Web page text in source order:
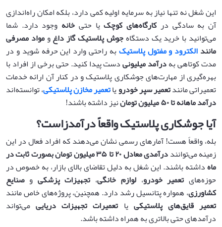
این شغل نه تنها نیاز به سرمایه اولیه کمی دارد، بلکه امکان راه‌اندازی
آن به سادگی در کارگاه‌های کوچکیا حتی خانه وجود دارد. شما
می‌توانید با خرید یک دستگاهجوش پلاستیک گاز داغومواد مصرفی
مانندالکترود و مفتول پلاستیکبه راحتی وارد این حرفه شوید و در
مدت کوتاهی بهدرآمد میلیونیدست پیدا کنید. حتی برخی از افراد با
بهره‌گیری از مهارت‌های جوشکاری پلاستیک و در کنار آن ارائه خدمات
تعمیراتی مانندتعمیر سپر خودرویاتعمیر مخازن پلاستیکی، توانسته‌اند
درآمد ماهانه تا۵۰میلیون توماننیز داشته باشند!
آیا جوشکاری پلاستیک واقعاً درآمدزاست؟
بله، واقعاً هست! آمارهای رسمی نشان می‌دهند که افراد فعال در این
زمینه می‌تواننددرآمدی معادل۲۰تا۳۵میلیون تومان بصورت ثابت در
ماهداشته باشند. این شغل به دلیل تقاضای بالای بازار، به خصوص در
حوزه‌های تعمیر خودرو،لوازم خانگی، تجهیزات پزشکی وصنایع
کشاورزی، همواره پتانسیل رشد دارد. همچنین، پروژه‌های خاص مانند
تعمیر قایق‌های پلاستیکی یا تعمیرات تجهیزات دریاییمی‌تواند
درآمدهای حتی بالاتری به همراه داشته باشد.